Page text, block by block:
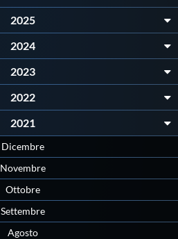
2025
2024
2023
2022
2021
Dicembre
Novembre
Ottobre
Settembre
Agosto